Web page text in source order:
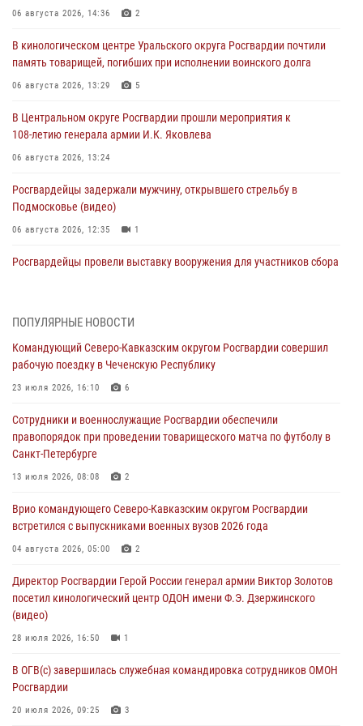
06 августа 2026, 14:36 2
В кинологическом центре Уральского округа Росгвардии почтили
память товарищей, погибших при исполнении воинского долга
06 августа 2026, 13:29 5
В Центральном округе Росгвардии прошли мероприятия к
108‑летию генерала армии И.К. Яковлева
06 августа 2026, 13:24
Росгвардейцы задержали мужчину, открывшего стрельбу в
Подмосковье (видео)
06 августа 2026, 12:35 1
Росгвардейцы провели выставку вооружения для участников сбора
второй годовщине вторжения ВСУ на территорию области
06 августа 2026, 11:56
угрожавшего подростку травматическим пистолетом
06 августа 2026, 11:33 1
В Зауралье при содействии СОБР Росгвардии ликвидирована
06 августа 2026, 11:27
В Москве росгвардейцы задержали троих мужчин, устроивших
06 августа 2026, 11:20 1
ПОПУЛЯРНЫЕ НОВОСТИ
Командующий Северо-Кавказским округом Росгвардии совершил
рабочую поездку в Чеченскую Республику
23 июля 2026, 16:10 6
Сотрудники и военнослужащие Росгвардии обеспечили
правопорядок при проведении товарищеского матча по футболу в
Санкт-Петербурге
13 июля 2026, 08:08 2
Врио командующего Северо-Кавказским округом Росгвардии
встретился с выпускниками военных вузов 2026 года
04 августа 2026, 05:00 2
Директор Росгвардии Герой России генерал армии Виктор Золотов
посетил кинологический центр ОДОН имени Ф.Э. Дзержинского
(видео)
28 июля 2026, 16:50 1
В ОГВ(с) завершилась служебная командировка сотрудников ОМОН
Росгвардии
20 июля 2026, 09:25 3